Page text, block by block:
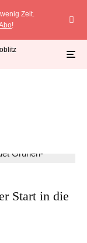
Zeit.
!
Start in die